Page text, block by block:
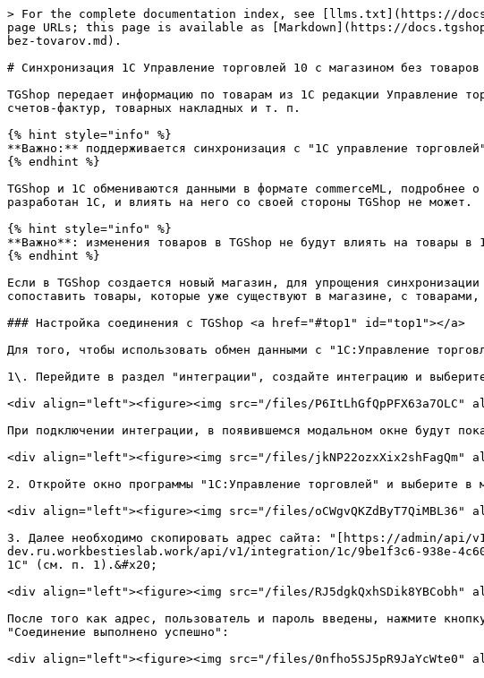
> For the complete documentation index, see [llms.txt](https://
page URLs; this page is available as [Markdown](https://
bez-tovarov.md).
# Синхронизация 1С Управление торговлей 10 с магазином без товаров
TGShop передает информацию по товарам из 1С редакции Управление
счетов-фактур, товарных накладных и т. п.
{% hint style="info" %}
**Важно:** поддерживается синхронизация с "1С управление
{% endhint %}
TGShop и 1С обмениваются данными в формате commerceML,
разработан 1С, и влиять на него со своей стороны TGShop не может.
{% hint style="info" %}
**Важно**: изменения товаров в TGShop не будут влиять на товары
{% endhint %}
Если в TGShop создается новый магазин, для упрощения
сопоставить товары, которые уже существуют в магазине, с
### Настройка соединения с TGShop <a href="#top1" id="top1"></a>
Для того, чтобы использовать обмен данными с "1С:Управление
1\. Перейдите в раздел "интеграции", создайте интеграцию и
<div align="left"><figure><img src="/files/
При подключении интеграции, в появившемся модальном окне будут
<div align="left"><figure><img src="/files/
2. Откройте окно программы "1С:Управление торговлей" и выберите
<div align="left"><figure><img src="/files/
3. Далее необходимо скопировать адрес сайта: "[https://admin/
dev.ru.workbestieslab.work/api/v1/integration/1c/9be1f3c6-938e-4c60-
1С" (см. п. 1).&#x20;
<div align="left"><figure><img src="/files/
После того как адрес, пользователь и пароль введены, нажмите
"Соединение выполнено успешно":
<div align="left"><figure><img src="/files/